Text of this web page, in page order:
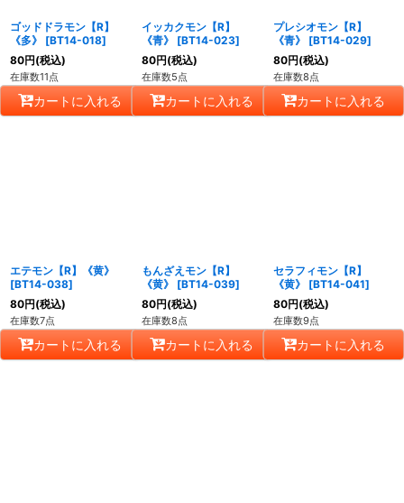
ゴッドドラモン【R】
《多》
[BT14-018]
80円(税込)
在庫数11点
カートに入れる
イッカクモン【R】
《青》
[BT14-023]
80円(税込)
在庫数5点
カートに入れる
プレシオモン【R】
《青》
[BT14-029]
80円(税込)
在庫数8点
カートに入れる
エテモン【R】《黄》
[BT14-038]
80円(税込)
在庫数7点
カートに入れる
もんざえモン【R】
《黄》
[BT14-039]
80円(税込)
在庫数8点
カートに入れる
セラフィモン【R】
《黄》
[BT14-041]
80円(税込)
在庫数9点
カートに入れる